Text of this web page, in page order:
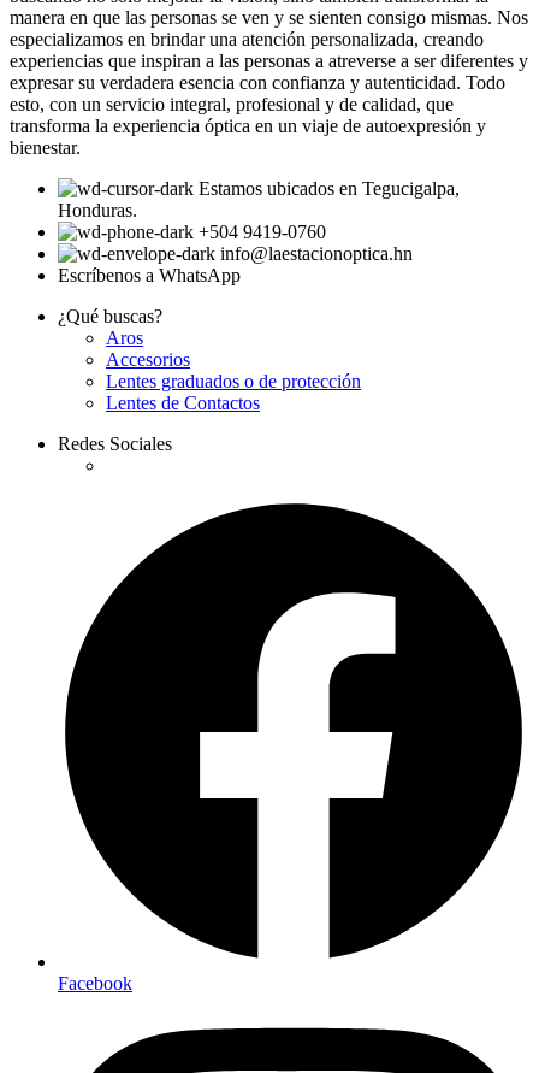
manera en que las personas se ven y se sienten consigo mismas. Nos
especializamos en brindar una atención personalizada, creando
experiencias que inspiran a las personas a atreverse a ser diferentes y
expresar su verdadera esencia con confianza y autenticidad. Todo
esto, con un servicio integral, profesional y de calidad, que
transforma la experiencia óptica en un viaje de autoexpresión y
bienestar.
Estamos ubicados en Tegucigalpa,
Honduras.
+504 9419-0760
info@laestacionoptica.hn
Escríbenos a WhatsApp
¿Qué buscas?
Aros
Accesorios
Lentes graduados o de protección
Lentes de Contactos
Redes Sociales
Facebook